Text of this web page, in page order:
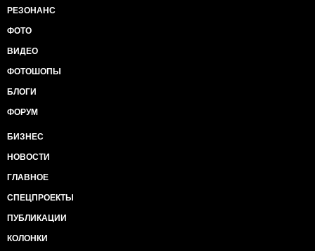
РЕЗОНАНС
ФОТО
ВИДЕО
ФОТОШОПЫ
БЛОГИ
ФОРУМ
БИЗНЕС
НОВОСТИ
ГЛАВНОЕ
СПЕЦПРОЕКТЫ
ПУБЛИКАЦИИ
КОЛОНКИ